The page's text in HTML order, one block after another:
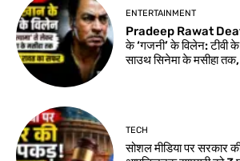
ENTERTAINMENT
Pradeep Rawat
के ‘गजनी’ के विलेन: टीवी
साउथ सिनेमा के मसीहा
TECH
सोशल मीडिया पर सरकार